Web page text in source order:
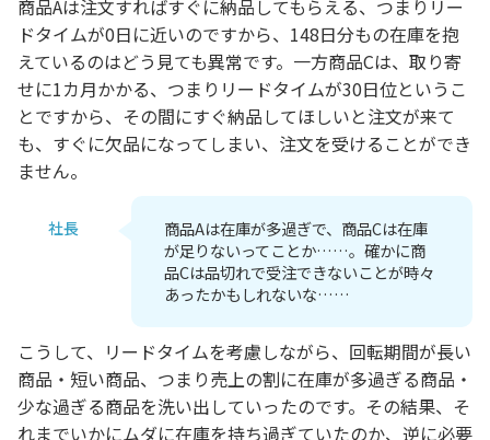
商品Aは注文すればすぐに納品してもらえる、つまりリー
ドタイムが0日に近いのですから、148日分もの在庫を抱
えているのはどう見ても異常です。一方商品Cは、取り寄
せに1カ月かかる、つまりリードタイムが30日位というこ
とですから、その間にすぐ納品してほしいと注文が来て
も、すぐに欠品になってしまい、注文を受けることができ
ません。
社長
商品Aは在庫が多過ぎで、商品Cは在庫
が足りないってことか……。確かに商
品Cは品切れで受注できないことが時々
あったかもしれないな……
こうして、リードタイムを考慮しながら、回転期間が長い
商品・短い商品、つまり売上の割に在庫が多過ぎる商品・
少な過ぎる商品を洗い出していったのです。その結果、そ
れまでいかにムダに在庫を持ち過ぎていたのか、逆に必要